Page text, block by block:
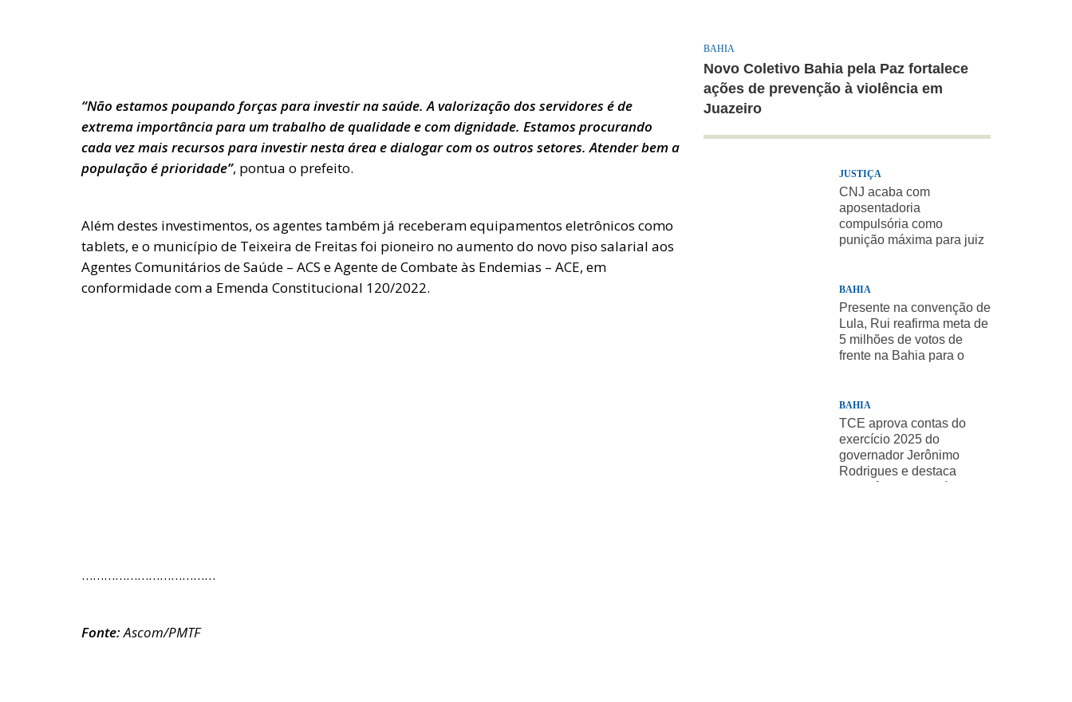
“Não estamos poupando forças para investir na saúde. A valorização dos servidores é de
extrema importância para um trabalho de qualidade e com dignidade. Estamos procurando
cada vez mais recursos para investir nesta área e dialogar com os outros setores. Atender bem a
população é prioridade”, pontua o prefeito.
Além destes investimentos, os agentes também já receberam equipamentos eletrônicos como
tablets, e o município de Teixeira de Freitas foi pioneiro no aumento do novo piso salarial aos
Agentes Comunitários de Saúde – ACS e Agente de Combate às Endemias – ACE, em
conformidade com a Emenda Constitucional 120/2022.
………………………………
Fonte:Ascom/PMTF
BAHIA
Novo Coletivo Bahia pela Paz fortalece
ações de prevenção à violência em
Juazeiro
JUSTIÇA
CNJ acaba com
aposentadoria
compulsória como
punição máxima para juiz
BAHIA
Presente na convenção de
Lula, Rui reafirma meta de
5 milhões de votos de
frente na Bahia para o
BAHIA
TCE aprova contas do
exercício 2025 do
governador Jerônimo
Rodrigues e destaca